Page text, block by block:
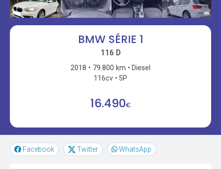
BMW SÉRIE 1
116 D
2018 79.800 km
Diesel
116cv
5P
16.490€
Facebook Twitter WhatsApp